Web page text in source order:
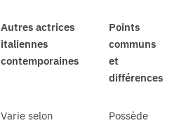
Autres actrices
italiennes
contemporaines
Points
communs
et
différences
Varie selon
Possède